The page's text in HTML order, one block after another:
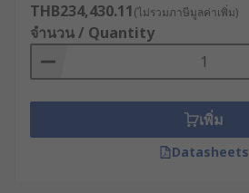
THB234,430.11(ไม่รวมภาษีมูลค่าเพิ่ม)
จำนวน / Quantity
เพิ่ม
Datasheets